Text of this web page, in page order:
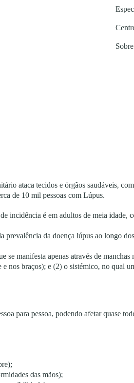
ataca tecidos e órgãos saudáveis,
de 10 mil pessoas com Lúpus.
incidência é em adultos de meia idade,
prevalência da doença lúpus ao longo
manifesta apenas através de
nos braços); e (2) o sistémico, no qual
para pessoa, podendo afetar quase
das mãos);